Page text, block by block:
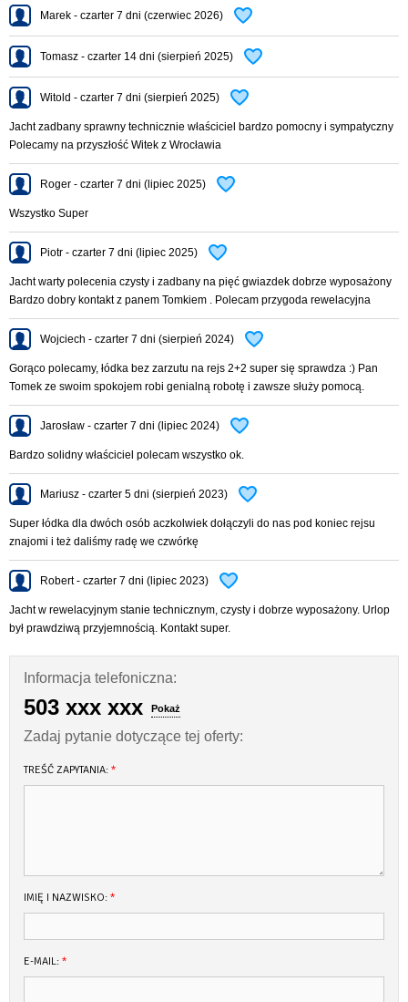
Marek - czarter 7 dni (czerwiec 2026)
Tomasz - czarter 14 dni (sierpień 2025)
Witold - czarter 7 dni (sierpień 2025)
Jacht zadbany sprawny technicznie właściciel bardzo pomocny i sympatyczny
Polecamy na przyszłość Witek z Wrocławia
Roger - czarter 7 dni (lipiec 2025)
Wszystko Super
Piotr - czarter 7 dni (lipiec 2025)
Jacht warty polecenia czysty i zadbany na pięć gwiazdek dobrze wyposażony
Bardzo dobry kontakt z panem Tomkiem . Polecam przygoda rewelacyjna
Wojciech - czarter 7 dni (sierpień 2024)
Gorąco polecamy, łódka bez zarzutu na rejs 2+2 super się sprawdza :) Pan
Tomek ze swoim spokojem robi genialną robotę i zawsze służy pomocą.
Jarosław - czarter 7 dni (lipiec 2024)
Bardzo solidny właściciel polecam wszystko ok.
Mariusz - czarter 5 dni (sierpień 2023)
Super łódka dla dwóch osób aczkolwiek dołączyli do nas pod koniec rejsu
znajomi i też daliśmy radę we czwórkę
Robert - czarter 7 dni (lipiec 2023)
Jacht w rewelacyjnym stanie technicznym, czysty i dobrze wyposażony. Urlop
był prawdziwą przyjemnością. Kontakt super.
Informacja telefoniczna:
503 xxx xxx Pokaż
Zadaj pytanie dotyczące tej oferty:
TREŚĆ ZAPYTANIA: *
IMIĘ I NAZWISKO: *
E-MAIL: *